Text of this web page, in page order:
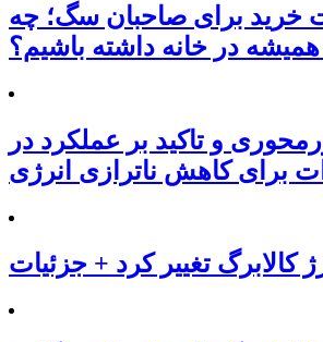
برای صاحبان سگ؛ چه
در خانه داشته باشیم؟
و تاکید بر عملکرد در
برای کاهش ناترازی انرژی
کالابرگ تغییر کرد + جزئیات